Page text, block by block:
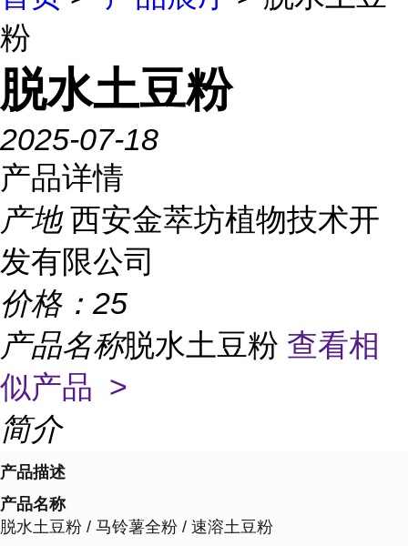
粉
脱水土豆粉
2025-07-18
产品详情
产地 西安金萃坊植物技术开
发有限公司
价格： 25
产品名称脱水土豆粉 查看相
似产品 >
简介
产品描述
产品名称
脱水土豆粉 / 马铃薯全粉 / 速溶土豆粉